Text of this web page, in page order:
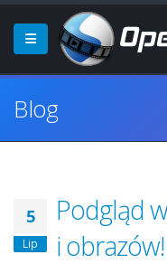
Blog
5
Lip
Podgląd
i obrazów!